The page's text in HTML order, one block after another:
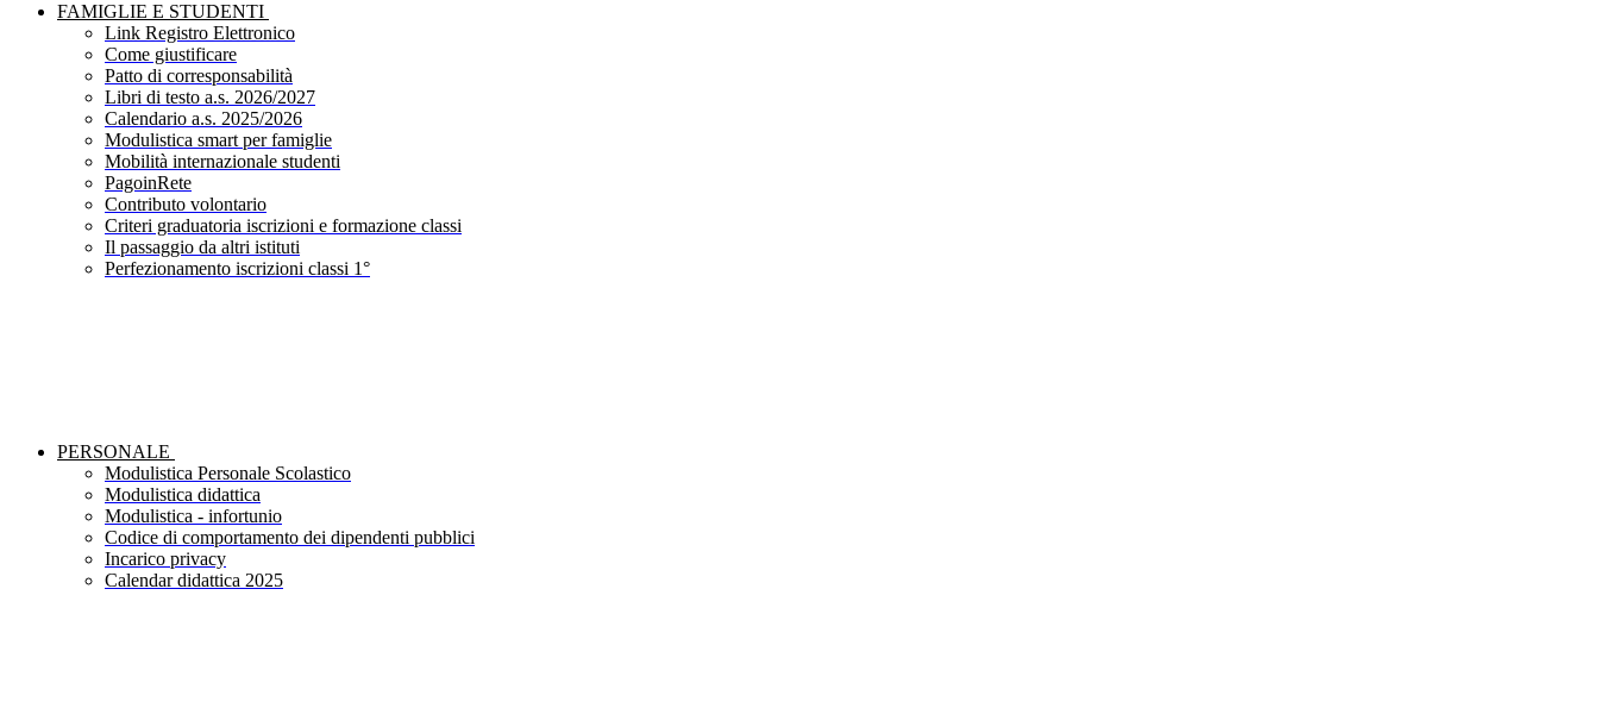
FAMIGLIE E STUDENTI
Link Registro Elettronico
Come giustificare
Patto di corresponsabilità
Libri di testo a.s. 2026/2027
Calendario a.s. 2025/2026
Modulistica smart per famiglie
Mobilità internazionale studenti
PagoinRete
Contributo volontario
Criteri graduatoria iscrizioni e formazione classi
Il passaggio da altri istituti
Perfezionamento iscrizioni classi 1°
PERSONALE
Modulistica Personale Scolastico
Modulistica didattica
Modulistica - infortunio
Codice di comportamento dei dipendenti pubblici
Incarico privacy
Calendar didattica 2025